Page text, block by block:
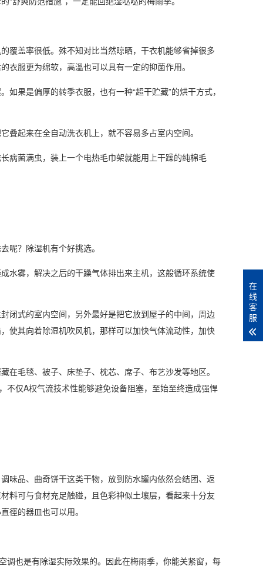
盖率很低。殊不知对比当然晾晒，干衣机能够省掉很多
服更为绵软，高溫也可以具有一定的抑菌作用。
是偏厚的转季衣服，也有一种“超干贮藏”的烘干方式，
起来在全自动洗衣机上，就不容易多占室内空间。
菌满虫，装上一个电热毛巾架就能用上干躁的纯棉毛
？除湿机有个好挑选。
雾，解决之后的干躁气体排出来主机，这般循环系统使
式的室内空间，另外最好是把它放到屋子的中间，周边
使其向着除湿机吹风机，那样可以加快气体流动性，加快
毛毯、被子、床垫子、枕芯、席子、布艺沙发等地区。
仅A权气流技术性能够避免设备阻塞，至始至终造成强悍
品、曲奇饼干这类干物，放到防水罐内依然会结团、返
料可与食材充足触碰，且色彩神似土壤层，看起来十分友
徑的器皿也可以用。
也是有除湿实际效果的。因此在梅雨季，你能关紧窗，每
在
线
客
服